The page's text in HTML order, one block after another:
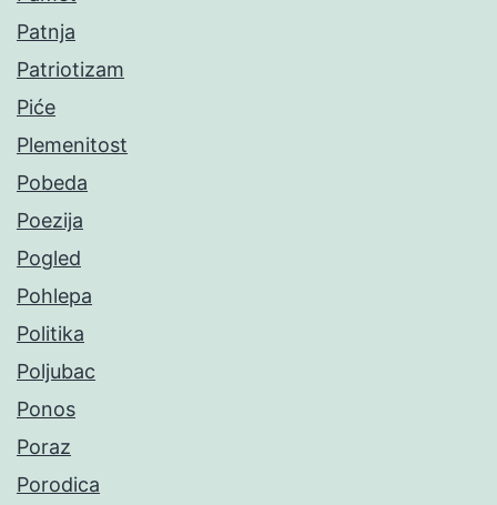
Patnja
Patriotizam
Piće
Plemenitost
Pobeda
Poezija
Pogled
Pohlepa
Politika
Poljubac
Ponos
Poraz
Porodica